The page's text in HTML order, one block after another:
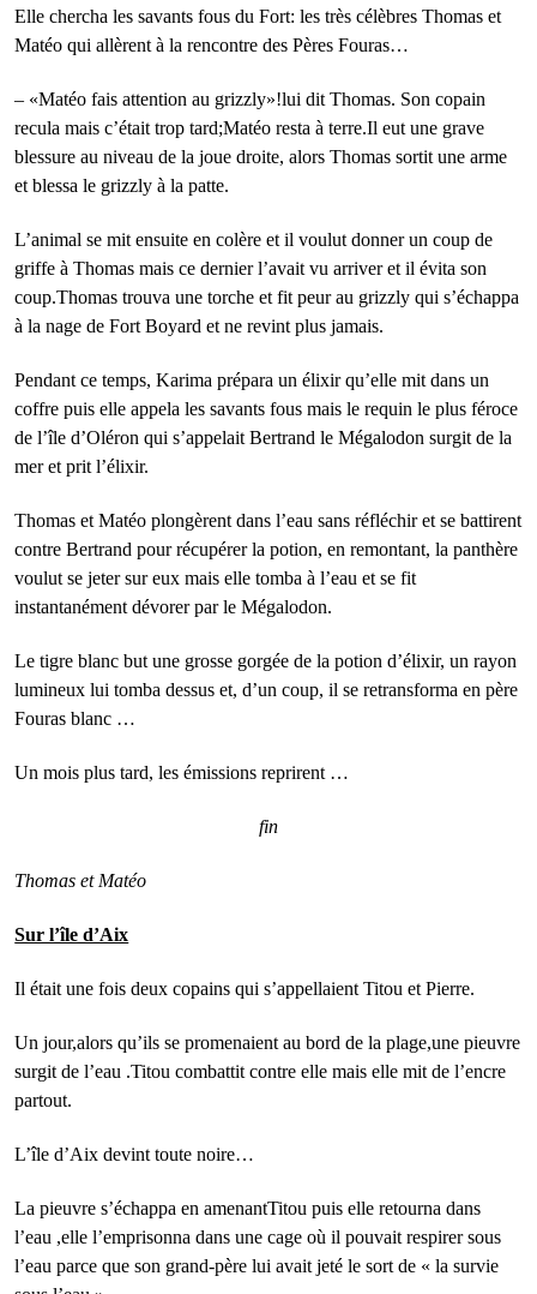
Elle chercha les savants fous du Fort: les très célèbres Thomas et
Matéo qui allèrent à la rencontre des Pères Fouras…
– «Matéo fais attention au grizzly»!lui dit Thomas. Son copain
recula mais c’était trop tard;Matéo resta à terre.Il eut une grave
blessure au niveau de la joue droite, alors Thomas sortit une arme
et blessa le grizzly à la patte.
L’animal se mit ensuite en colère et il voulut donner un coup de
griffe à Thomas mais ce dernier l’avait vu arriver et il évita son
coup.Thomas trouva une torche et fit peur au grizzly qui s’échappa
à la nage de Fort Boyard et ne revint plus jamais.
Pendant ce temps, Karima prépara un élixir qu’elle mit dans un
coffre puis elle appela les savants fous mais le requin le plus féroce
de l’île d’Oléron qui s’appelait Bertrand le Mégalodon surgit de la
mer et prit l’élixir.
Thomas et Matéo plongèrent dans l’eau sans réfléchir et se battirent
contre Bertrand pour récupérer la potion, en remontant, la panthère
voulut se jeter sur eux mais elle tomba à l’eau et se fit
instantanément dévorer par le Mégalodon.
Le tigre blanc but une grosse gorgée de la potion d’élixir, un rayon
lumineux lui tomba dessus et, d’un coup, il se retransforma en père
Fouras blanc …
Un mois plus tard, les émissions reprirent …
fin
Thomas et Matéo
Sur l’île d’Aix
Il était une fois deux copains qui s’appellaient Titou et Pierre.
Un jour,alors qu’ils se promenaient au bord de la plage,une pieuvre
surgit de l’eau .Titou combattit contre elle mais elle mit de l’encre
partout.
L’île d’Aix devint toute noire…
La pieuvre s’échappa en amenantTitou puis elle retourna dans
l’eau ,elle l’emprisonna dans une cage où il pouvait respirer sous
l’eau parce que son grand-père lui avait jeté le sort de « la survie